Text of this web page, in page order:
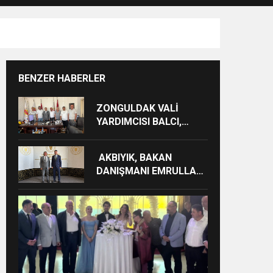
BENZER HABERLER
ZONGULDAK VALİ
YARDIMCISI BALCI,
AKBIYIK, BAKAN
DANIŞMANI EMRULLAH